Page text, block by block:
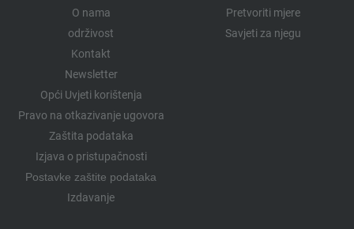
O nama
održivost
Kontakt
Newsletter
Opći Uvjeti korištenja
Pravo na otkazivanje ugovora
Zaštita podataka
Izjava o pristupačnosti
Postavke zaštite podataka
Izdavanje
Pretvoriti mjere
Savjeti za njegu